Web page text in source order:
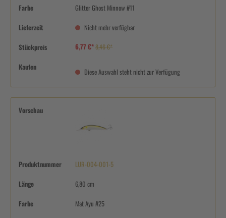
Farbe Glitter Ghost Minnow #11
Lieferzeit Nicht mehr verfügbar
Stückpreis 6,77 €*8,46 €*
Kaufen
Diese Auswahl steht nicht zur Verfügung
Vorschau
Produktnummer LUR-004-001-5
Länge 6,80 cm
Farbe Mat Ayu #25